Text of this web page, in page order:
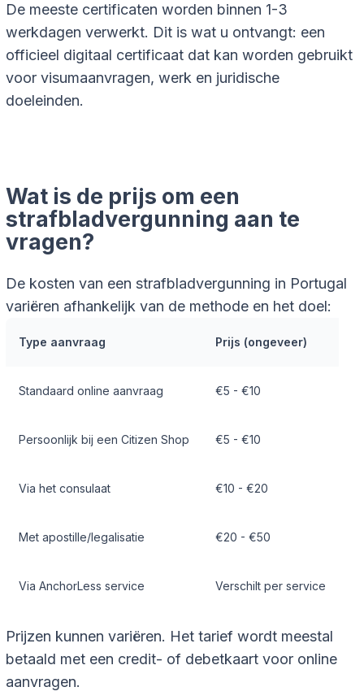
De meeste certificaten worden binnen 1-3
werkdagen verwerkt. Dit is wat u ontvangt: een
officieel digitaal certificaat dat kan worden gebruikt
voor visumaanvragen, werk en juridische
doeleinden.
Wat is de prijs om een
strafbladvergunning aan te
vragen?
De kosten van een strafbladvergunning in Portugal
variëren afhankelijk van de methode en het doel:
Type aanvraag Prijs (ongeveer)
Standaard online aanvraag €5 - €10
Persoonlijk bij een Citizen Shop €5 - €10
Via het consulaat €10 - €20
Met apostille/legalisatie €20 - €50
Via AnchorLess service Verschilt per service
Prijzen kunnen variëren. Het tarief wordt meestal
betaald met een credit- of debetkaart voor online
aanvragen.